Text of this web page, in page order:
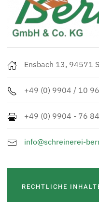
Ensbach 13, 94571
+49 (0) 9904 / 10 96
+49 (0) 9904 - 76 84
info@schreinerei-
RECHTLICHE